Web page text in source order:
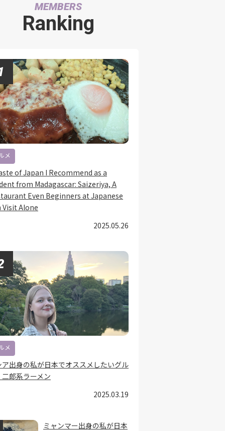
MEMBERS
Ranking
メ
of Japan I Recommend as a
from Madagascar: Saizeriya, A
Even Beginners at Japanese
Visit Alone
2025.05.26
メ
ア出身の私が日本でオススメしたいグル
二郎系ラーメン
2025.03.19
ミャンマー出身の私が日本